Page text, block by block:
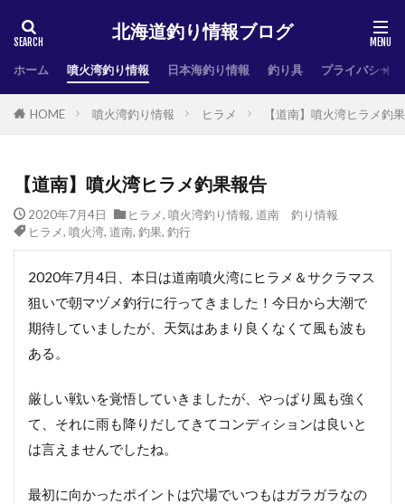
北海道釣り情報ブログ
ホーム 噴火湾釣り情報 日本海釣り情報 釣り具 プライバシー
HOME 噴火湾釣り情報 ヒラメ 【道南】噴火湾ヒラメ釣
【道南】噴火湾ヒラメ釣果報告
2020年7月4日 ヒラメ, 噴火湾釣り情報, 道南 釣り情報
ヒラメ, 噴火湾, 道南, 釣果, 釣行
2020年7月4日、本日は道南噴火湾にヒラメ＆サクラマス
狙いで朝マヅメ釣行に行ってきました！今日から大潮で
期待していましたが、天気はあまり良くなくて風も波も
ある。
厳しい戦いを覚悟していきましたが、やっぱり風も強く
て、それに雨も降りだしてきてコンディションは良いと
は言えませんでしたね。
最初に向かったポイントは穴場でいつもはガラガラなの